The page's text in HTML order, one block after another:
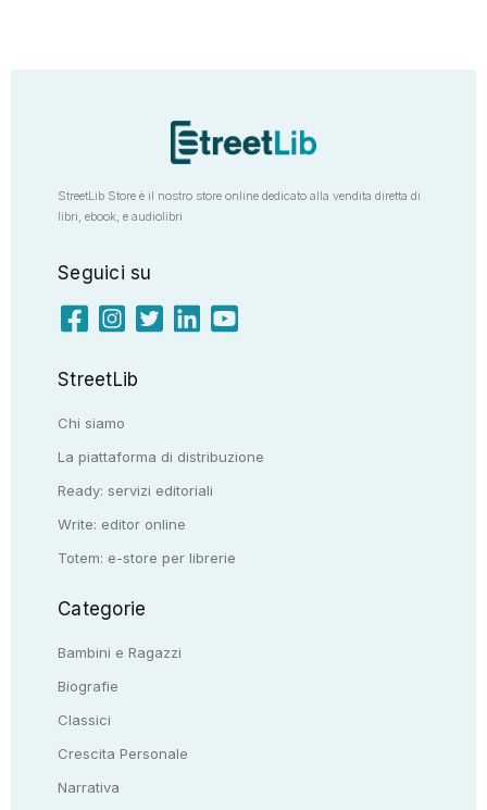
StreetLib Store è il nostro store online dedicato alla vendita diretta di
libri, ebook, e audiolibri
Seguici su
StreetLib
Chi siamo
La piattaforma di distribuzione
Ready: servizi editoriali
Write: editor online
Totem: e-store per librerie
Categorie
Bambini e Ragazzi
Biografie
Classici
Crescita Personale
Narrativa